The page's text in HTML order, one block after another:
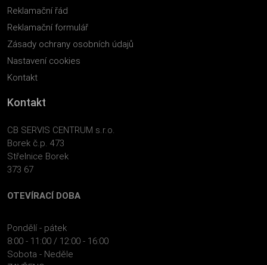
Reklamační řád
Reklamační formulář
Zásady ochrany osobních údajů
Nastavení cookies
Kontakt
Kontakt
CB SERVIS CENTRUM s.r.o.
Borek č.p. 473
Střelnice Borek
373 67
OTEVÍRACÍ DOBA
Pondělí - pátek
8:00 - 11:00 / 12:00 - 16:00
Sobota - Neděle